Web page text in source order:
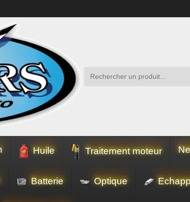
Huile Traitement moteur
Batterie Optique